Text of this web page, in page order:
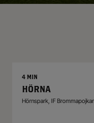
4 MIN
HÖRNA
Hörnspark, IF